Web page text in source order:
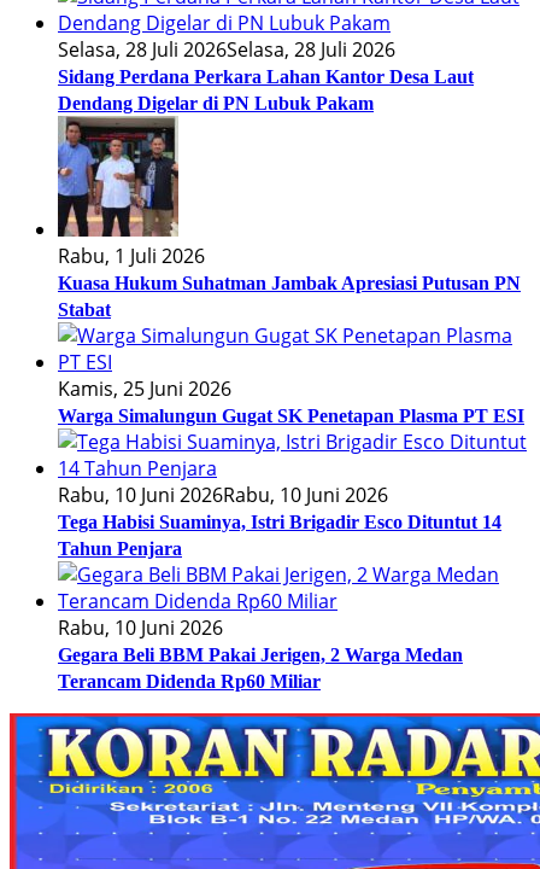
Selasa, 28 Juli 2026Selasa, 28 Juli 2026
Sidang Perdana Perkara Lahan Kantor Desa Laut
Dendang Digelar di PN Lubuk Pakam
Rabu, 1 Juli 2026
Kuasa Hukum Suhatman Jambak Apresiasi Putusan PN
Stabat
Kamis, 25 Juni 2026
Warga Simalungun Gugat SK Penetapan Plasma PT ESI
Rabu, 10 Juni 2026Rabu, 10 Juni 2026
Tega Habisi Suaminya, Istri Brigadir Esco Dituntut 14
Tahun Penjara
Rabu, 10 Juni 2026
Gegara Beli BBM Pakai Jerigen, 2 Warga Medan
Terancam Didenda Rp60 Miliar